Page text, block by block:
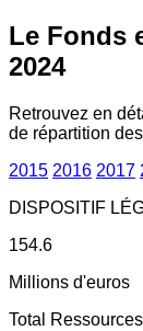
Le Fonds
2024
Retrouvez en
de répartition
2015 2016 2017
DISPOSITIF
154.6
Millions d'euros
Total Ressources